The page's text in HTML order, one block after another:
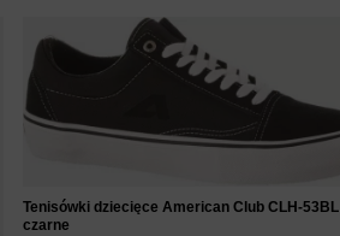
Tenisówki dziecięce American Club CLH-53BL
czarne